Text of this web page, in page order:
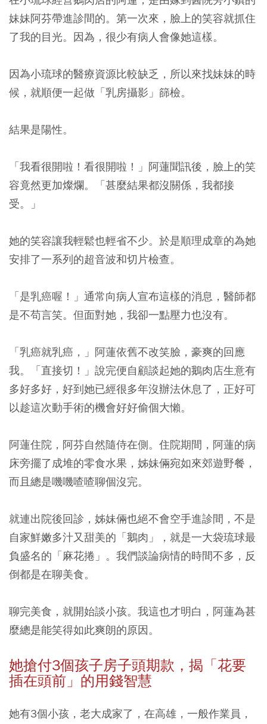
妹妹阿芬帶進診間的。第一次來，臉上的笑容就抓住
了我的目光。因為，很少有病人會像她這樣。
因為小琉球的醫療資源比較缺乏，所以來找妹妹的時
候，就順便一起做「乳房攝影」篩檢。
結果是陽性。
「我看很開啦！看很開啦！」阿蓮聞訊後，臉上的笑
容竟然更加燦爛。「甚麼結果都沒關係，我都接
受。」
她的笑容讓我輕鬆也輕省不少。於是順理成章的為她
安排了一系列的超音波和切片檢查。
「是乳癌喔！」通常向病人宣布這樣的消息，醫師都
是不苟言笑。但面對她，我卻一點壓力也沒有。
「乳癌就乳癌，」阿蓮依舊不改笑臉，豪爽的回應
我。「直接切！」說完便自顧談起她的鵝肉店生意有
多好多好，好到她已經很多年沒辦法休息了，正好可
以趁這次動手術的機會好好偷個大懶。
阿蓮住院，阿芬自然隨侍在側。住院期間，阿蓮的病
床旁擺了成堆的零食水果，姊妹倆宛如來郊遊野餐，
而且總是嘰嘰喳喳聊個沒完。
就連出院後回診，姊妹倆也絕不會空手進診間，不是
自家鮮嫩多汁又甜美的「鵝肉」，就是一大袋琉球最
負盛名的「麻花捲」。我們談論病情的時間不多，反
倒都是在聊美食。
聊完美食，就開始談小孩。我這也才明白，阿蓮為甚
麼總是能笑得如此爽朗的原因。
她搶付3個孩子房子頭期款，揭「花要
插在頭前」的用錢智慧
她有3個小孩，老大成家了，在高雄，一般作業員，